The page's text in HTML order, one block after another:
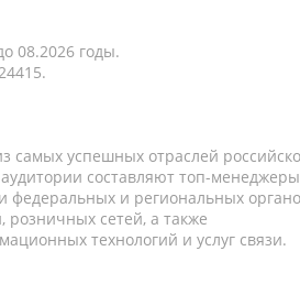
08.2026 годы.
самых успешных отраслей
составляют топ-
федеральных и региональных
сетей, а также
технологий и услуг связи.